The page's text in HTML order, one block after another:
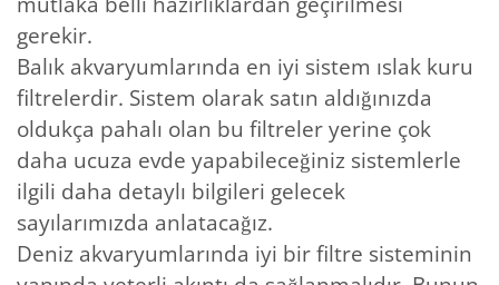
gerekir.
Balık akvaryumlarında en iyi sistem ıslak kuru
filtrelerdir. Sistem olarak satın aldığınızda
oldukça pahalı olan bu filtreler yerine çok
daha ucuza evde yapabileceğiniz sistemlerle
ilgili daha detaylı bilgileri gelecek
sayılarımızda anlatacağız.
Deniz akvaryumlarında iyi bir filtre sisteminin